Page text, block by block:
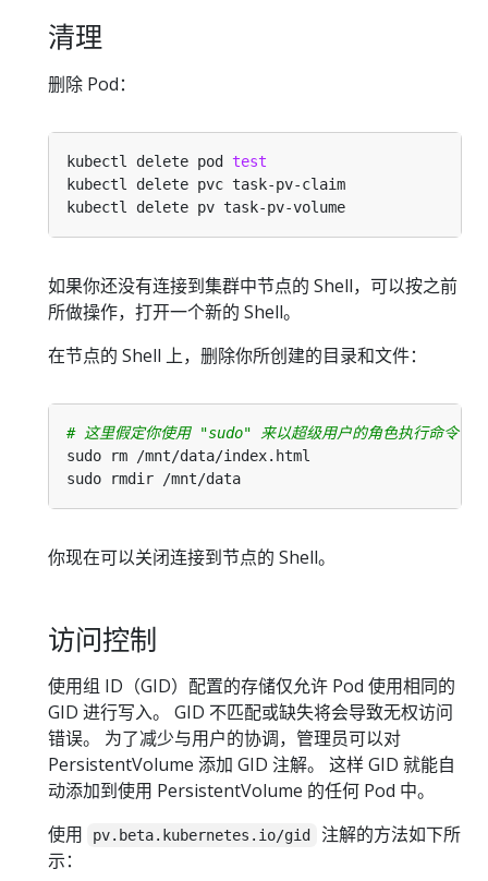
清理
删除 Pod：
kubectl delete pod test
如果你还没有连接到集群中节点的 Shell，可以按之前
所做操作，打开一个新的 Shell。
在节点的 Shell 上，删除你所创建的目录和文件：
# 这里假定你使用 "sudo" 来以超级用户的角色执行命令
你现在可以关闭连接到节点的 Shell。
访问控制
使用组 ID（GID）配置的存储仅允许 Pod 使用相同的
GID 进行写入。 GID 不匹配或缺失将会导致无权访问
错误。 为了减少与用户的协调，管理员可以对
PersistentVolume 添加 GID 注解。 这样 GID 就能自
动添加到使用 PersistentVolume 的任何 Pod 中。
使用
pv.beta.kubernetes.io/gid
注解的方法如下所
示：